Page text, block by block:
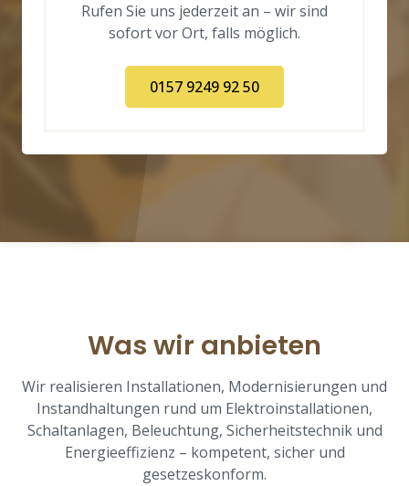
Rufen Sie uns jederzeit an – wir sind
sofort vor Ort, falls möglich.
0157 9249 92 50
Was wir anbieten
Wir realisieren Installationen, Modernisierungen und
Instandhaltungen rund um Elektroinstallationen,
Schal­tanlagen, Beleuchtung, Sicherheitstechnik und
Energieeffizienz – kompetent, sicher und
gesetzeskonform.